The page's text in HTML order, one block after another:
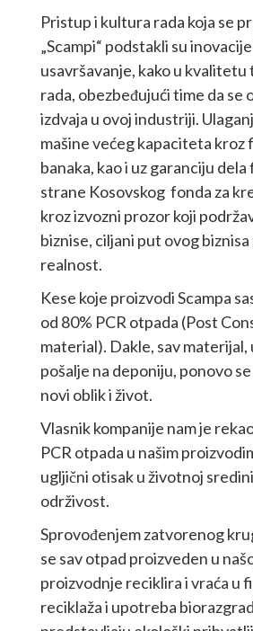
Pristup i kultura rada koja se
„Scampi“ podstakli su
usavršavanje, kako u kvalitetu
rada, obezbeđujući time da se
izdvaja u ovoj industriji.
mašine većeg kapaciteta kroz
banaka, kao i uz garanciju
strane Kosovskog fonda za
kroz izvozni prozor koji
biznise, ciljani put ovog
realnost.
Kese koje proizvodi Scampa
od 80% PCR otpada (Post
material). Dakle, sav materijal,
pošalje na deponiju, ponovo
novi oblik i život.
Vlasnik kompanije nam je
PCR otpada u našim
ugljični otisak u životnoj
održivost.
Sprovođenjem zatvorenog
se sav otpad proizveden u
proizvodnje reciklira i vraća u
reciklaža i upotreba